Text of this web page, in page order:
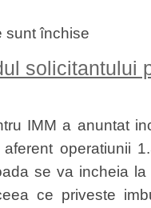
sunt închise
GHIDUL
–
Publicat
consultare
solicitantului
IMM a anuntat
operatiunii
se va incheia
ce priveste